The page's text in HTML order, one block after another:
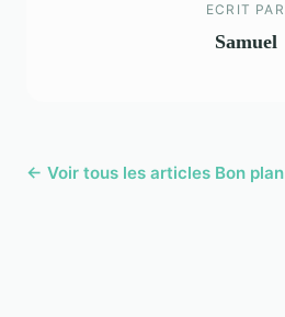
ECRIT PAR
Samuel
← Voir tous les articles Bon plan